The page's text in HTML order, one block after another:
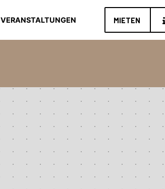
VERANSTALTUNGEN MIETEN